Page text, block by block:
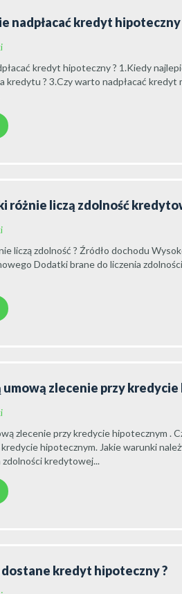
nadpłacać kredyt hipoteczny
kredyt hipoteczny ? 1.Kiedy
kredytu ? 3.Czy warto nadpłacać kredyt
różnie liczą zdolność
liczą zdolność ? Źródło dochodu
Dodatki brane do liczenia
umową zlecenie przy
zlecenie przy kredycie hipotecznym .
hipotecznym. Jakie warunki
zdolności kredytowej...
dostane kredyt hipoteczny ?